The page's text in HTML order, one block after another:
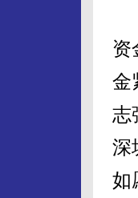
资
金
志
深
如